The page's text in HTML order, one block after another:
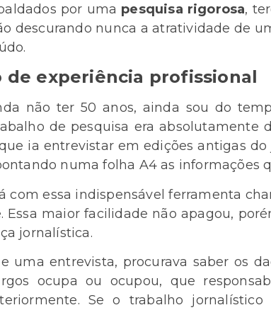
por uma pesquisa rigorosa,
descurando nunca a atratividade de
de experiência profissional
não ter 50 anos, ainda sou do
de pesquisa era absolutamente
ia entrevistar em edições antigas
numa folha A4 as informações
com essa indispensável ferramenta
Essa maior facilidade não apagou,
jornalística.
uma entrevista, procurava saber os
ocupa ou ocupou, que
Se o trabalho